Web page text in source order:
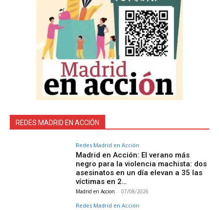
REDES MADRID EN ACCIÓN
Redes Madrid en Acción
Madrid en Acción: El verano más
negro para la violencia machista: dos
asesinatos en un día elevan a 35 las
víctimas en 2…
Madrid en Accion - 07/08/2026
Redes Madrid en Acción